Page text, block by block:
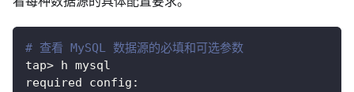
# 查看 MySQL 数据源的必填和可选参数
tap> h mysql
required config :